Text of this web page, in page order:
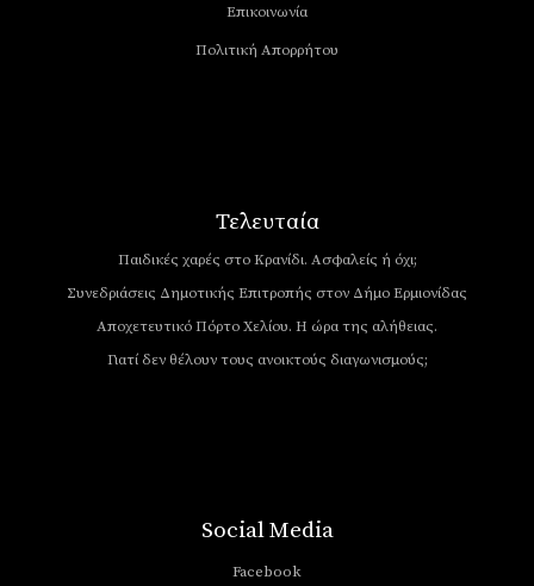
Επικοινωνία
Πολιτική Απορρήτου
Τελευταία
Παιδικές χαρές στο Κρανίδι. Ασφαλείς ή όχι;
Συνεδριάσεις Δημοτικής Επιτροπής στον Δήμο Ερμιονίδας
Αποχετευτικό Πόρτο Χελίου. Η ώρα της αλήθειας.
Γιατί δεν θέλουν τους ανοικτούς διαγωνισμούς;
Social Media
Facebook